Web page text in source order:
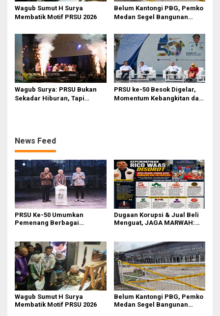
‎Wagub Sumut H Surya
Membatik Motif PRSU 2026
Belum Kantongi PBG, Pemko
Medan Segel Bangunan
Raja
Wagub Surya: PRSU Bukan
Sekadar Hiburan, Tapi
PRSU ke-50 Besok Digelar,
Momentum Kebangkitan dan
News Feed
PRSU Ke-50 Umumkan
Pemenang Berbagai
Dugaan Korupsi & Jual Beli
Menguat, JAGA MARWAH:
Rico Waas
‎Wagub Sumut H Surya
Membatik Motif PRSU 2026
Belum Kantongi PBG, Pemko
Medan Segel Bangunan